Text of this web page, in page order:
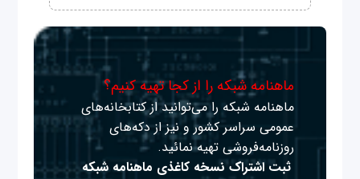
ماهنامه شبکه را از کجا تهیه کنیم؟
ماهنامه شبکه را می‌توانید از کتابخانه‌های
عمومی سراسر کشور و نیز از دکه‌های
روزنامه‌فروشی تهیه نمائید.
ثبت اشتراک نسخه کاغذی ماهنامه شبکه